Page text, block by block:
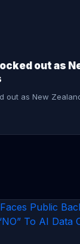
out as
out as New
→